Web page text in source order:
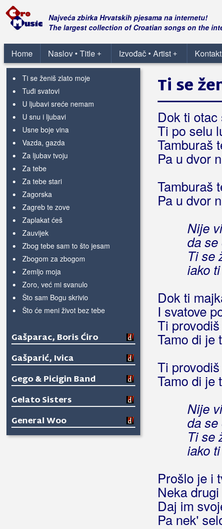
Najveća zbirka Hrvatskih pjesama na internetu!
The largest collection of Croatian songs on the
Home +
Naslov • Title +
Izvođač • Artist
Slavonijom polegla je magla
Sretan ti Božić kad meni nije
Teško onom koga žale
Ti se nećeš vratiti
Ti se ženiš zlato moje
Tuđi svatovi
U ljubavi sreće nemam
U snu i ljubavi
Usne boje vina
Vazda, gazda
Za ljubav tvoju
Za tebe
Za tebe stari
Zagorska
Zagreb te zove
Zaplakat ćeš
Zauvijek
Zbog tebe sam to što jesam
Zbogom za zbogom
Zemljo moja
Zoro, već mi svanulo
Što sam Bogu skrivio
Što će meni život bez tebe
Gašparac, Boris Ćiro
Gašparić, Ivica
Gego & Picigin Band
Gelato Sisters
General Woo
Ti se
Dok ti
Ti po selu
Tamburaš
Pa u dvor
Tamburaš
Pa u dvor
Nije
da
Ti se
iako
Dok ti
I svatove
Ti
Tamo di je
Ti
Tamo di je
Nije
da
Ti se
iako
Prošlo je i
Neka
Daj im
Pa nek'